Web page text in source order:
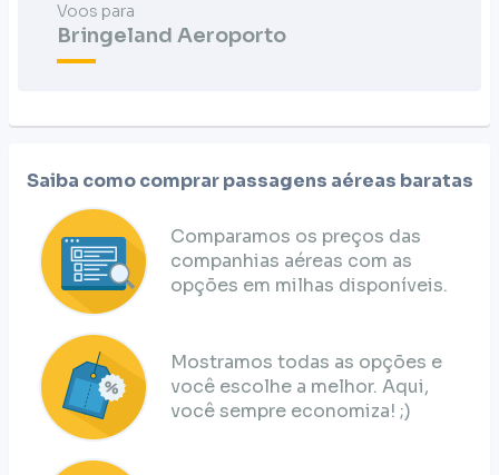
Voos para
Bringeland Aeroporto
Saiba como comprar passagens aéreas baratas
Comparamos os preços das
companhias aéreas com as
opções em milhas disponíveis.
Mostramos todas as opções e
você escolhe a melhor. Aqui,
você sempre economiza! ;)